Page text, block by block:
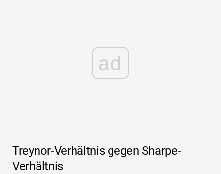
ad
Treynor-Verhältnis gegen Sharpe-
Verhältnis